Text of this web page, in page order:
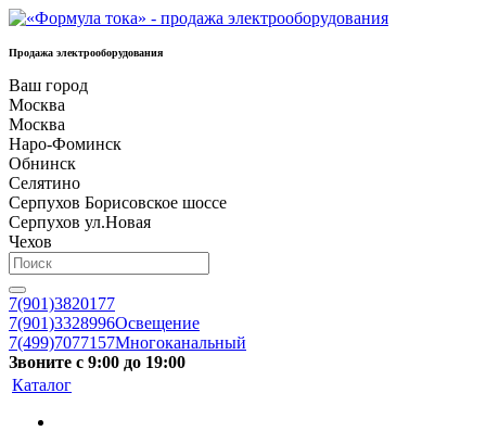
Продажа электрооборудования
Ваш город
Москва
Москва
Наро-Фоминск
Обнинск
Селятино
Серпухов Борисовское шоссе
Серпухов ул.Новая
Чехов
7(901)3820177
7(901)3328996Освещение
7(499)7077157Многоканальный
Звоните с 9:00 до 19:00
Каталог